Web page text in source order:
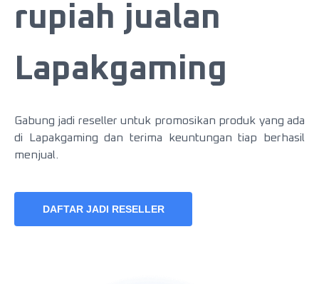
rupiah jualan
Lapakgaming
Gabung jadi reseller untuk promosikan produk yang ada
di Lapakgaming dan terima keuntungan tiap berhasil
menjual.
DAFTAR JADI RESELLER